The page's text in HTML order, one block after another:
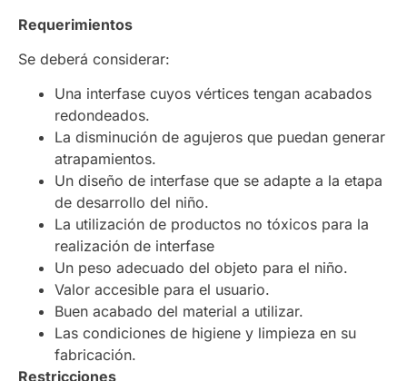
Requerimientos
Se deberá considerar:
Una interfase cuyos vértices tengan acabados
redondeados.
La disminución de agujeros que puedan generar
atrapamientos.
Un diseño de interfase que se adapte a la etapa
de desarrollo del niño.
La utilización de productos no tóxicos para la
realización de interfase
Un peso adecuado del objeto para el niño.
Valor accesible para el usuario.
Buen acabado del material a utilizar.
Las condiciones de higiene y limpieza en su
fabricación.
Restricciones